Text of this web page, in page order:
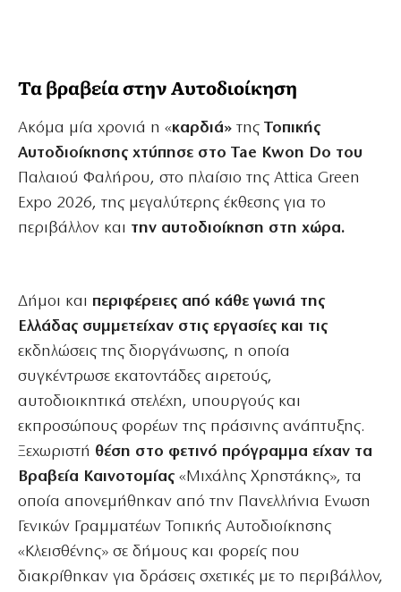
Τα βραβεία στην Αυτοδιοίκηση
Ακόμα μία χρονιά η «καρδιά» τηςΤοπικής
Αυτοδιοίκησης χτύπησε στο Tae Kwon Do του
Παλαιού Φαλήρου, στο πλαίσιο της Attica Green
Expo 2026, της μεγαλύτερης έκθεσης για το
περιβάλλον και την αυτοδιοίκηση στη χώρα.
Δήμοι και περιφέρειες από κάθε γωνιά της
Ελλάδας συμμετείχαν στις εργασίες και τις
εκδηλώσεις της διοργάνωσης, η οποία
συγκέντρωσε εκατοντάδες αιρετούς,
αυτοδιοικητικά στελέχη, υπουργούς και
εκπροσώπους φορέων της πράσινης ανάπτυξης.
Ξεχωριστή θέση στο φετινό πρόγραμμα είχαν τα
Βραβεία Καινοτομίας «Μιχάλης Χρηστάκης», τα
οποία απονεμήθηκαν από την Πανελλήνια Ενωση
Γενικών Γραμματέων Τοπικής Αυτοδιοίκησης
«Κλεισθένης» σε δήμους και φορείς που
διακρίθηκαν για δράσεις σχετικές με το περιβάλλον,